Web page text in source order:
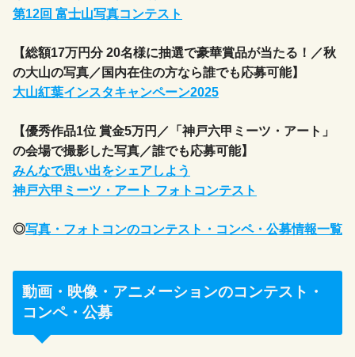
第12回 富士山写真コンテスト
【総額17万円分 20名様に抽選で豪華賞品が当たる！／秋
の大山の写真／国内在住の方なら誰でも応募可能】
大山紅葉インスタキャンペーン2025
【優秀作品1位 賞金5万円／「神戸六甲ミーツ・アート」
の会場で撮影した写真／誰でも応募可能】
みんなで思い出をシェアしよう
神戸六甲ミーツ・アート フォトコンテスト
◎写真・フォトコンのコンテスト・コンペ・公募情報一覧
動画・映像・アニメーションのコンテスト・
コンペ・公募